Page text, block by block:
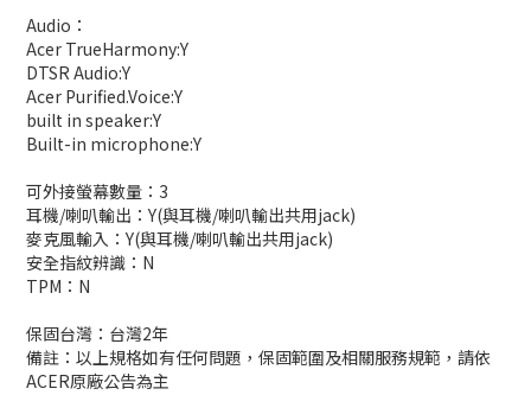
Audio：
Acer TrueHarmony:Y
DTSR Audio:Y
Acer Purified.Voice:Y
built in speaker:Y
Built-in microphone:Y
可外接螢幕數量：3
耳機/喇叭輸出：Y(與耳機/喇叭輸出共用jack)
麥克風輸入：Y(與耳機/喇叭輸出共用jack)
安全指紋辨識：N
TPM：N
保固台灣：台灣2年
備註：以上規格如有任何問題，保固範圍及相關服務規範，請依
ACER原廠公告為主